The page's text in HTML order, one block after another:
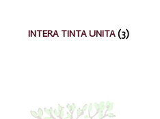
INTERA TINTA UNITA(3)